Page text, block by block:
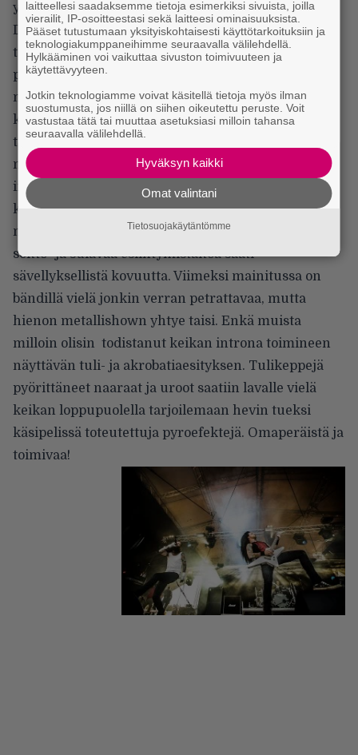
yllättäneistä orkestereista. Kotoinen Fear Of
Domination oli ainakin tässä osoitteessa ennalta
täysin kääntämätön kortti, vaikka retkue on
perustettu jo kuusi vuotta sitten ja ehtinyt julkaista
muutamankin levykäisen. Bändin vahvasti
kosketinvetoinen ja ruotsalaisen Painin mieleen
tuova konehöystöinen melodeathjunttaus lopulta
myös toimitti sen mitä alun mahtipontisilla
intromahtailuillaan lupasi. Nimittäin, ensimmäisen
kymmenen minuutin ajan olin varma, että FOD:n
meiningissä on enemmän uhoa kuin saumatonta
soitto- ja sulavaa esiintymistaitoa saati
sävellyksellistä kovuutta. Viimeksi mainitussa on
bändillä vielä jonkin verran petrattavaa, mutta
hienon metallishown yhtye taisi. Enkä muista
milloin olisin todistanut keikan introna toimineen
näyttävän tuli- ja akrobatiaesityksen. Tulikeppejä
pyörittäneet naaraat ja uroot saatiin lavalle vielä
keikan loppupuolella tarjoilemaan hevin tueksi
käsipelissä toteutettuja pyroefektejä. Omaperäistä ja
toimivaa!
laitteellesi saadaksemme tietoja esimerkiksi sivuista, joilla
vierailit, IP-osoitteestasi sekä laitteesi ominaisuuksista.
Pääset tutustumaan yksityiskohtaisesti käyttötarkoituksiin ja
teknologiakumppaneihimme seuraavalla välilehdellä.
Hylkääminen voi vaikuttaa sivuston toimivuuteen ja
käytettävyyteen.
Jotkin teknologiamme voivat käsitellä tietoja myös ilman
suostumusta, jos niillä on siihen oikeutettu peruste. Voit
vastustaa tätä tai muuttaa asetuksiasi milloin tahansa
seuraavalla välilehdellä.
Hyväksyn kaikki
Omat valintani
Tietosuojakäytäntömme